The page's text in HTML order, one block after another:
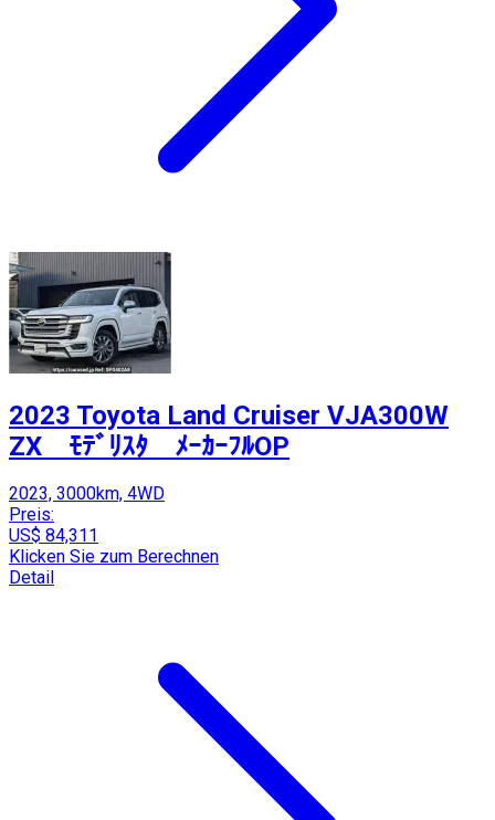
2023 Toyota Land Cruiser VJA300W
ZX ﾓﾃﾞﾘｽﾀ ﾒｰｶｰﾌﾙOP
2023, 3000km, 4WD
Preis:
US$ 84,311
Klicken Sie zum Berechnen
Detail